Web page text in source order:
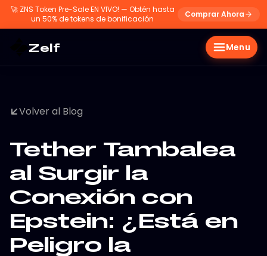
🚀 ZNS Token Pre-Sale EN VIVO! — Obtén hasta
un 50% de tokens de bonificación
Comprar Ahora
Zelf Menu
Volver al Blog
Tether Tambalea
al Surgir la
Conexión con
Epstein: ¿Está en
Peligro la